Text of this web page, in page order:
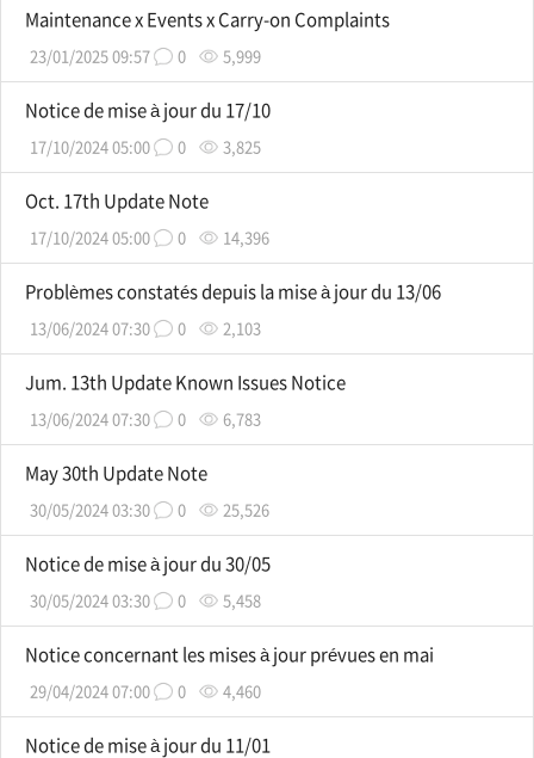
Maintenance x Events x Carry-on Complaints
23/01/2025 09:57 0 5,999
Notice de mise à jour du 17/10
17/10/2024 05:00 0 3,825
Oct. 17th Update Note
17/10/2024 05:00 0 14,396
Problèmes constatés depuis la mise à jour du 13/06
13/06/2024 07:30 0 2,103
Jum. 13th Update Known Issues Notice
13/06/2024 07:30 0 6,783
May 30th Update Note
30/05/2024 03:30 0 25,526
Notice de mise à jour du 30/05
30/05/2024 03:30 0 5,458
Notice concernant les mises à jour prévues en mai
29/04/2024 07:00 0 4,460
Notice de mise à jour du 11/01